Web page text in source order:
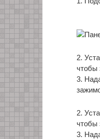
2.
чтобы
3.
2.
чтобы
3.